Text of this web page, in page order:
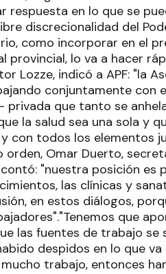
en lo que se
discrecionalidad del
como incorporar en el
lo va a hacer
Lozze, indicó a APF: "la
conjuntamente con
que tanto se
la salud sea una sola y
con todos los elementos
Omar Duerto,
"nuestra posición es
las clínicas y
en estos diálogos,
que
las fuentes de trabajo se
despidos en lo que va
trabajo, entonces